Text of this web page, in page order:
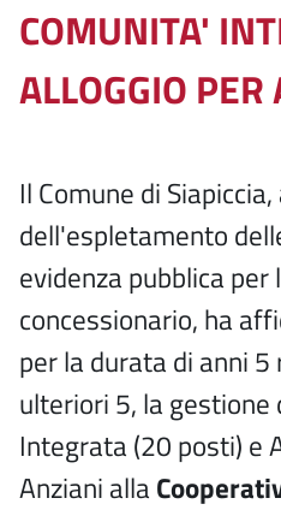
COMUNITA'
ALLOGGIO
Il Comune di
dell'espletamento
evidenza pubblica per
concessionario, ha
per la durata di anni
ulteriori 5, la gestione
Integrata (20 posti) e
Anziani alla